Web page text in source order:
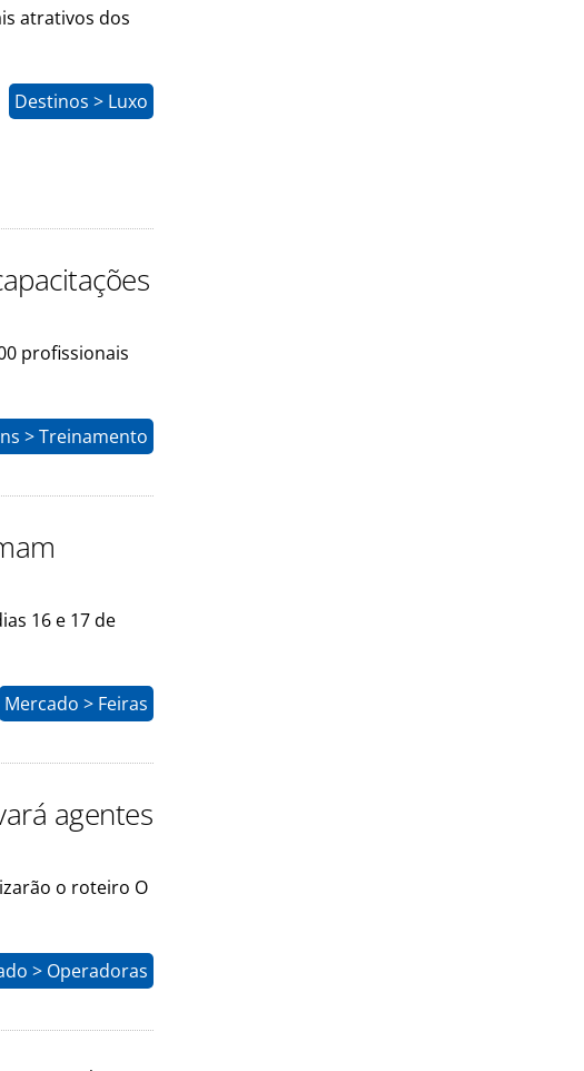
atrativos dos
Destinos > Luxo
profissionais
> Treinamento
16 e 17 de
Mercado > Feiras
agentes
o roteiro O
> Operadoras